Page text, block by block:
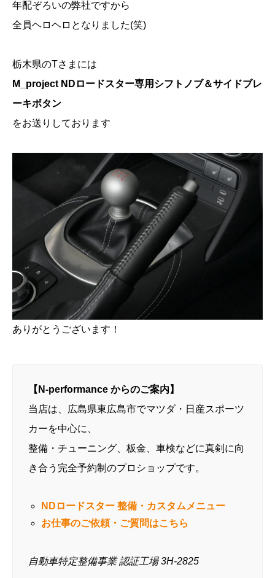
年配ぞろいの弊社ですから
全員ヘロヘロとなりました(笑)
栃木県のTさまには
M_project NDロードスター専用シフトノブ＆サイドブレ
ーキボタン
をお送りしております
ありがとうございます！
【N-performance からのご案内】
当店は、広島県東広島市でマツダ・日産スポーツ
カーを中心に、
整備・チューニング、板金、車検などに真剣に向
き合う完全予約制のプロショップです。
NDロードスター 整備・カスタムメニュー
お仕事のご依頼・ご質問はこちら
自動車特定整備事業 認証工場 3H-2825